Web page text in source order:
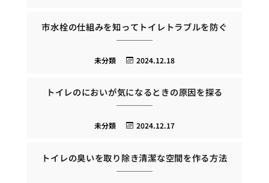
市水栓の仕組みを知ってトイレトラブルを防ぐ
2024.12.18
未分類
トイレのにおいが気になるときの原因を探る
2024.12.17
未分類
トイレの臭いを取り除き清潔な空間を作る方法